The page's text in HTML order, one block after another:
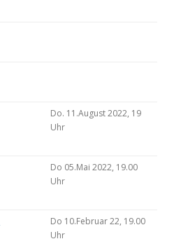
Do. 11.August 2022, 19
Uhr
Do 05.Mai 2022, 19.00
Uhr
Do 10.Februar 22, 19.00
Uhr